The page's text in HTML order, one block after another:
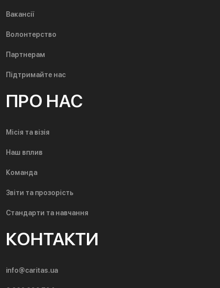
Вакансії
Волонтерство
Партнерам
Підтримайте нас
ПРО НАС
Місія та візія
Наш вплив
Команда
Звіти та прозорість
Стандарти та навчання
КОНТАКТИ
info@caritas.ua